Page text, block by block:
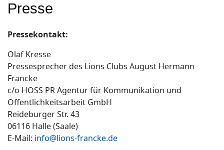
Presse
Pressekontakt:
Olaf Kresse
Pressesprecher des Lions Clubs August Hermann
Francke
c/o HOSS PR Agentur für Kommunikation und
Öffentlichkeitsarbeit GmbH
Reideburger Str. 43
06116 Halle (Saale)
E-Mail: info@lions-francke.de